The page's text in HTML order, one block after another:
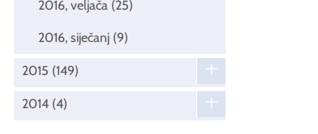
2016, veljača (25)
2016, siječanj (9)
2015 (149)
2014 (4)